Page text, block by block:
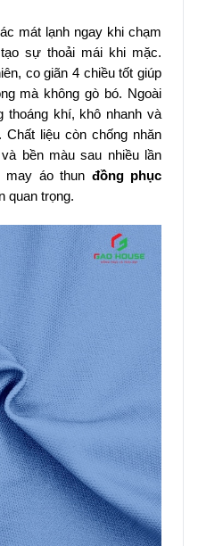
mát lạnh ngay khi chạm
sự thoải mái khi mặc.
co giãn 4 chiều tốt giúp
mà không gò bó. Ngoài
thoáng khí, khô nhanh và
liệu còn chống nhăn
bền màu sau nhiều lần
áo thun đồng phục
quan trọng.